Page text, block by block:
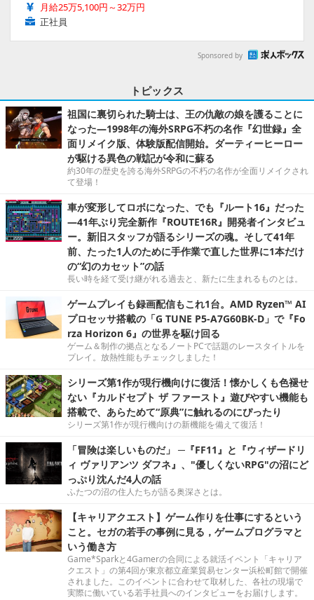
月給25万5,100円～32万円
正社員
Sponsored by
トピックス
祖国に裏切られた騎士は、王の仇敵の娘を護ることに
なった―1998年の海外SRPG不朽の名作『幻世録』全
面リメイク版、体験版配信開始。ダーティーヒーロー
が駆ける異色の戦記が令和に蘇る
約30年の歴史を誇る海外SRPGの不朽の名作が全面リメイクされ
て登場！
車が変形してロボになった、でも『ルート16』だった
―41年ぶり完全新作『ROUTE16R』開発者インタビュ
ー。新旧スタッフが語るシリーズの魂。そして41年
前、たった1人のために手作業で直した世界に1本だけ
の“幻のカセット”の話
長い時を経て受け継がれる過去と、新たに生まれるものとは。
ゲームプレイも録画配信もこれ1台。AMD Ryzen™ AI
プロセッサ搭載の「G TUNE P5-A7G60BK-D」で『Fo
rza Horizon 6』の世界を駆け回る
ゲーム＆制作の拠点となるノートPCで話題のレースタイトルを
プレイ。放熱性能もチェックしました！
シリーズ第1作が現行機向けに復活！懐かしくも色褪せ
ない『カルドセプト ザ ファースト』遊びやすい機能も
搭載で、あらためて“原典”に触れるのにぴったり
シリーズ第1作が現行機向けの新機能を備えて復活！
「冒険は楽しいものだ」 ─『FF11』と『ウィザードリ
ィ ヴァリアンツ ダフネ』、"優しくないRPG"の沼にど
っぷり沈んだ4人の話
ふたつの沼の住人たちが語る奥深さとは。
【キャリアクエスト】ゲーム作りを仕事にするという
こと。セガの若手の事例に見る，ゲームプログラマと
いう働き方
Game*Sparkと4Gamerの合同による就活イベント「キャリア
クエスト」の第4回が東京都立産業貿易センター浜松町館で開催
されました。このイベントに合わせて取材した、各社の現場で
実際に働いている若手社員へのインタビューをお届けします。